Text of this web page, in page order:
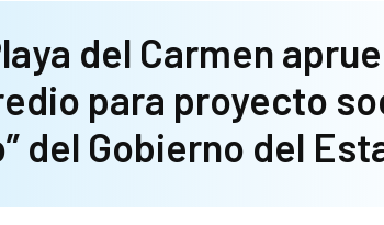
del Carmen
para proyecto
del Gobierno del